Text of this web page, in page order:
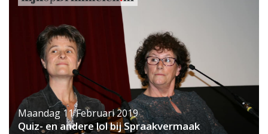
Maandag 11 Februari 2019
Quiz- en andere lol bij Spraakvermaak